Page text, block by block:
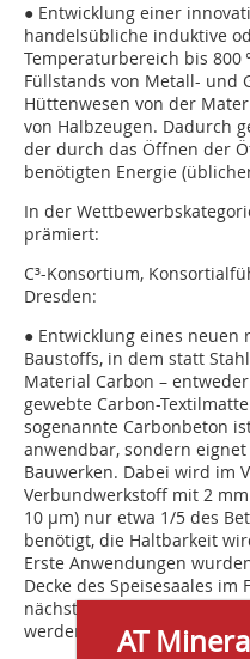
● Entwicklung einer
handelsübliche induktive
Temperaturbereich bis 800
Füllstands von Metall- und
Hüttenwesen von der
von Halbzeugen. Dadurch
der durch das Öffnen der
benötigten Energie
In der
prämiert:
C³-Konsortium,
Dresden:
● Entwicklung eines
Baustoffs, in dem statt
Material Carbon –
gewebte Carbon-
sogenannte Carbonbeton
anwendbar, sondern
Bauwerken. Dabei wird im
Verbundwerkstoff mit 2
10 µm) nur etwa 1/5 des
benötigt, die Haltbarkeit
Erste Anwendungen
Decke des Speisesaales im
nächsten Jahren soll das
werden.
AT